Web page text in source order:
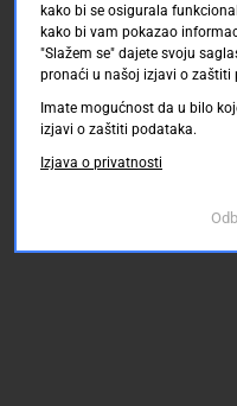
kako bi se osigurala
kako bi vam pokazao
"Slažem se" dajete svoju
pronaći u našoj izjavi o zaštiti
Imate mogućnost da u bilo
izjavi o zaštiti podataka.
Izjava o privatnosti